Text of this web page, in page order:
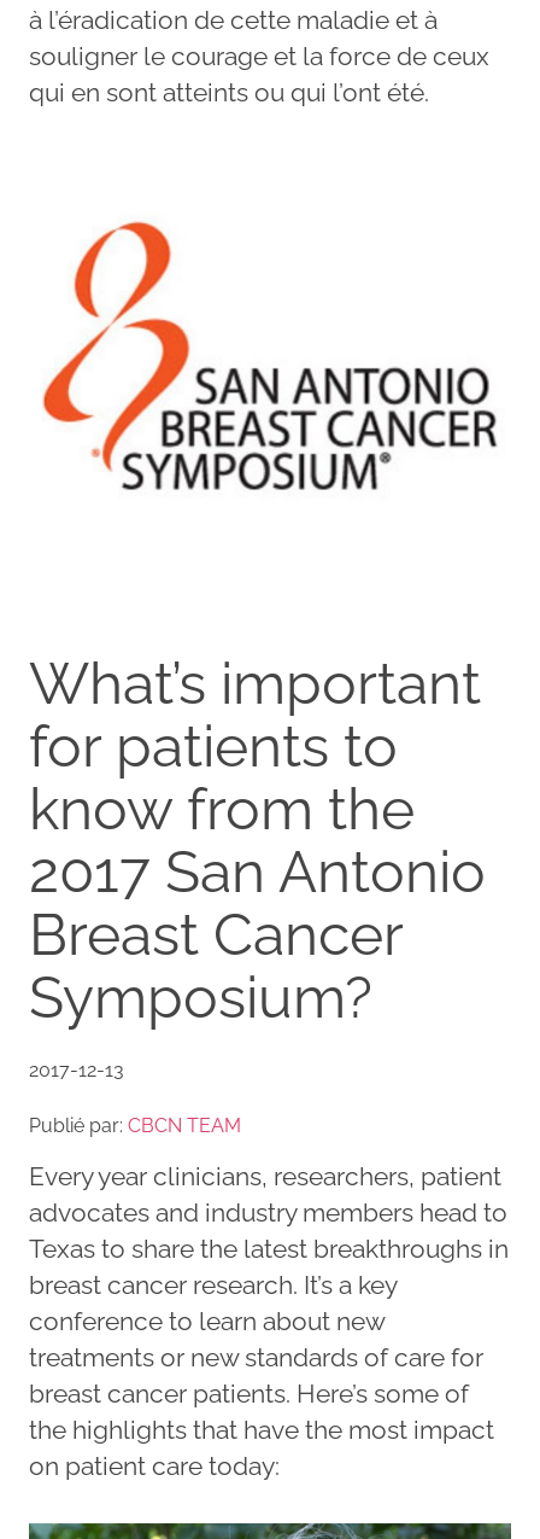
à l’éradication de cette maladie et à
souligner le courage et la force de ceux
qui en sont atteints ou qui l’ont été.
What’s important
for patients to
know from the
2017 San Antonio
Breast Cancer
Symposium?
2017-12-13
Publié par: CBCN TEAM
Every year clinicians, researchers, patient
advocates and industry members head to
Texas to share the latest breakthroughs in
breast cancer research. It’s a key
conference to learn about new
treatments or new standards of care for
breast cancer patients. Here’s some of
the highlights that have the most impact
on patient care today: